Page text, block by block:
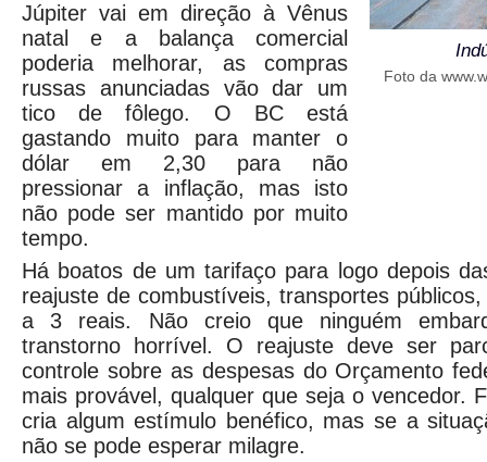
Júpiter vai em direção à Vênus
natal e a balança comercial
poderia melhorar, as compras
russas anunciadas vão dar um
tico de fôlego. O BC está
gastando muito para manter o
dólar em 2,30 para não
pressionar a inflação, mas isto
não pode ser mantido por muito
tempo.
Foto da
Há boatos de um tarifaço para logo depois
reajuste de combustíveis, transportes
a 3 reais. Não creio que ninguém
transtorno horrível. O reajuste deve ser
controle sobre as despesas do Orçamento
mais provável, qualquer que seja o vencedor.
cria algum estímulo benéfico, mas se a
não se pode esperar milagre.